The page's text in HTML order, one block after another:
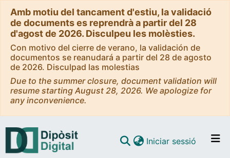
Amb motiu del tancament d'estiu, la validació
de documents es reprendrà a partir del 28
d'agost de 2026. Disculpeu les molèsties.
Con motivo del cierre de verano, la validación de
documentos se reanudará a partir del 28 de agosto
de 2026. Disculpad las molestias
Due to the summer closure, document validation will
resume starting August 28, 2026. We apologize for
any inconvenience.
Iniciar sessió (current)